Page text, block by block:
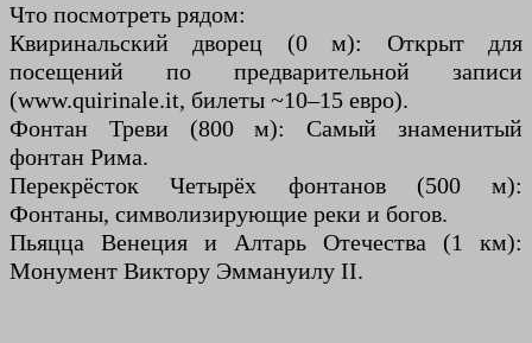
Что посмотреть рядом:
Квиринальский дворец (0 м): Открыт для
посещений по предварительной записи
(www.quirinale.it, билеты ~10–15 евро).
Фонтан Треви (800 м): Самый знаменитый
фонтан Рима.
Перекрёсток Четырёх фонтанов (500 м):
Фонтаны, символизирующие реки и богов.
Пьяцца Венеция и Алтарь Отечества (1 км):
Монумент Виктору Эммануилу II.